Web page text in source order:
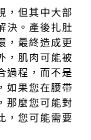
，但其中大部
決。產後扎肚
，最終造成更
，肌肉可能被
過程，而不是
如果您在腰帶
那麼您可能對
，您可能需要